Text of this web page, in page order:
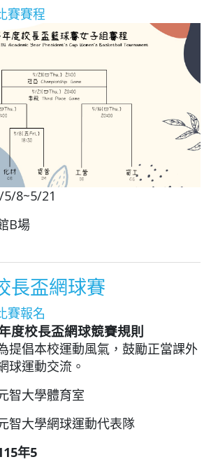
賽賽程
5/8~5/21
B場
長盃網球賽
賽報名
度校長盃網球競賽規則
倡本校運動風氣，鼓勵正當課外
球運動交流。
智大學體育室
智大學網球運動代表隊
年5